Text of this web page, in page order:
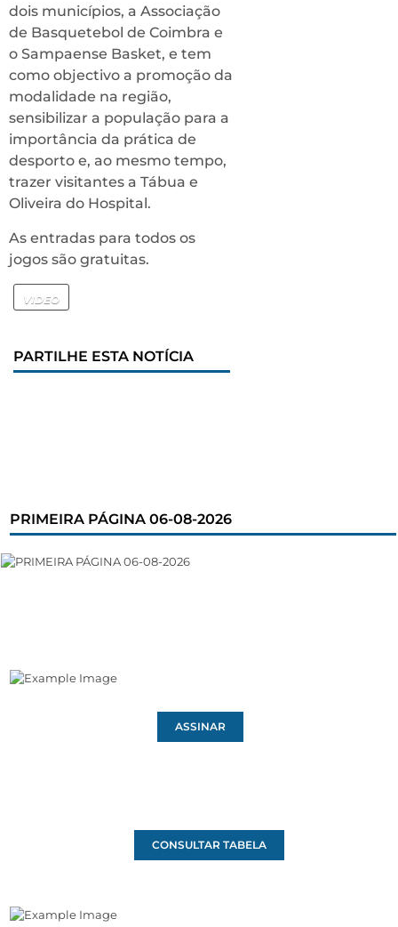
dois municípios, a Associação
de Basquetebol de Coimbra e
o Sampaense Basket, e tem
como objectivo a promoção da
modalidade na região,
sensibilizar a população para a
importância da prática de
desporto e, ao mesmo tempo,
trazer visitantes a Tábua e
Oliveira do Hospital.
As entradas para todos os
jogos são gratuitas.
VIDEO
PARTILHE ESTA NOTÍCIA
PRIMEIRA PÁGINA 06-08-2026
ASSINAR
CONSULTAR TABELA